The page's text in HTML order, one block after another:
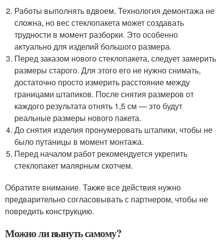
Работы выполнять вдвоем. Технология демонтажа не
сложна, но вес стеклопакета может создавать
трудности в момент разборки. Это особенно
актуально для изделий большого размера.
Перед заказом нового стеклопакета, следует замерить
размеры старого. Для этого его не нужно снимать,
достаточно просто измерить расстояние между
границами штапиков. После снятия размеров от
каждого результата отнять 1,5 см — это будут
реальные размеры нового пакета.
До снятия изделия пронумеровать штапики, чтобы не
было путаницы в момент монтажа.
Перед началом работ рекомендуется укрепить
стеклопакет малярным скотчем.
Обратите внимание. Также все действия нужно
предварительно согласовывать с партнером, чтобы не
повредить конструкцию.
Можно ли вынуть самому?